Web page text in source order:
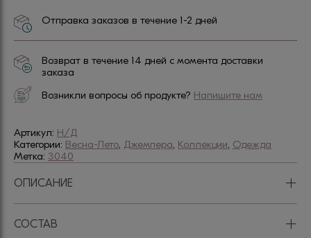
Отправка заказов в течение 1-2 дней
Возврат в течение 14 дней с момента доставки
заказа
Возникли вопросы об продукте? Напишите нам
Артикул: Н/Д
Категории: Весна-Лето, Джемпера, Коллекции, Одежда
Метка: 3040
ОПИСАНИЕ +
СОСТАВ +